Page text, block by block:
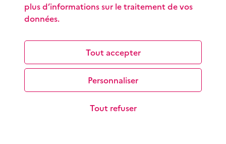
Popularisée par Snapchat et reprise par de nombreuses
plateformes, la story est destinée à un public jeune et
Tout accepter
Tout refuser
Personnaliser
plus d’informations sur le traitement de vos
données.